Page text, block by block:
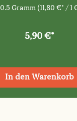
0.5 Gramm (11,80 €* / 1
5,90 €*
In den Warenkorb